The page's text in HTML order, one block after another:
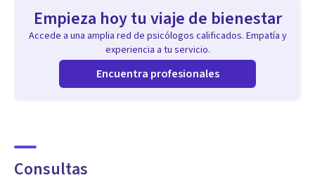
Empieza hoy tu viaje de bienestar
Accede a una amplia red de psicólogos calificados. Empatía y
experiencia a tu servicio.
Encuentra profesionales
Consultas